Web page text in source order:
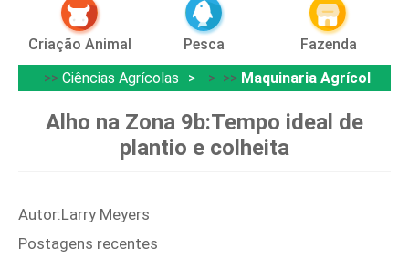
Criação Animal Pesca
Fazenda
>> Ciências Agrícolas > >> Maquinaria Agrícola
Alho na Zona 9b:Tempo ideal de
plantio e colheita
Autor:Larry Meyers
Postagens recentes